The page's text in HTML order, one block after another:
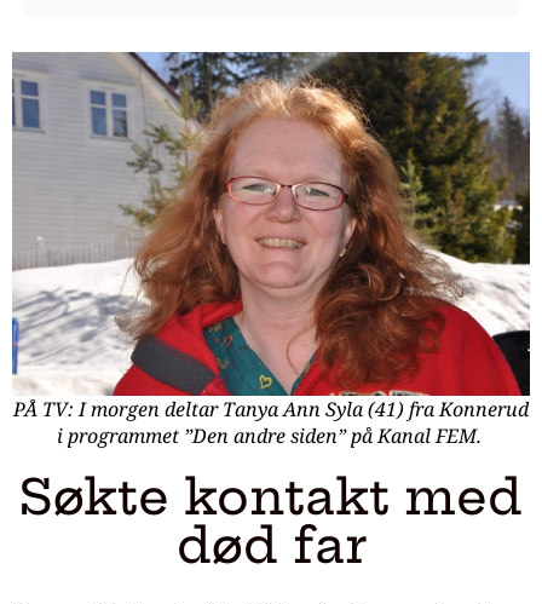
PÅ TV: I morgen deltar Tanya Ann Syla (41) fra Konnerud
i programmet ”Den andre siden” på Kanal FEM.
Søkte kontakt med
død far